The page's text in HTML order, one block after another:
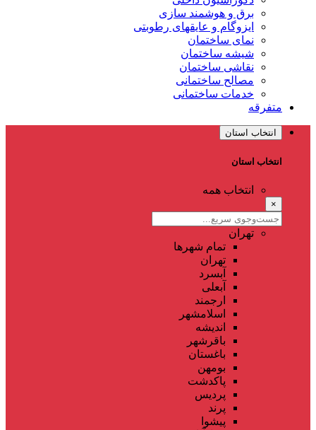
برق و هوشمند سازی
ایزوگام و عایقهای رطوبتی
نمای ساختمان
شیشه ساختمان
نقاشی ساختمان
مصالح ساختمانی
خدمات ساختمانی
متفرقه
انتخاب استان
انتخاب استان
انتخاب همه
×
تهران
تمام شهر‌ها
تهران
آبسرد
آبعلی
ارجمند
اسلامشهر
اندیشه
باقرشهر
باغستان
بومهن
پاکدشت
پردیس
پرند
پیشوا